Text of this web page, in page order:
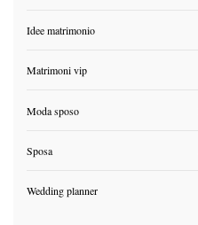
Idee matrimonio
Matrimoni vip
Moda sposo
Sposa
Wedding planner